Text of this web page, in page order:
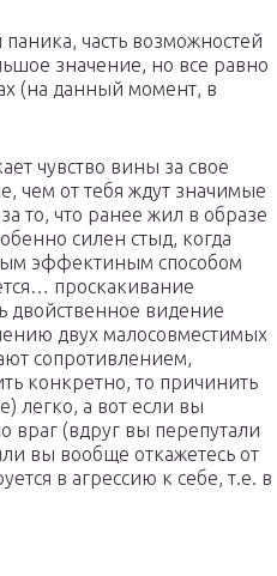
часть возможностей
значение, но все равно
(на данный момент, в
чувство вины за свое
чем от тебя ждут значимые
то, что ранее жил в образе
силен стыд, когда
эффектиным способом
проскакивание
двойственное видение
двух малосовместимых
сопротивлением,
конкретно, то причинить
легко, а вот если вы
враг (вдруг вы перепутали
вы вообще откажетесь от
в агрессию к себе, т.е. в